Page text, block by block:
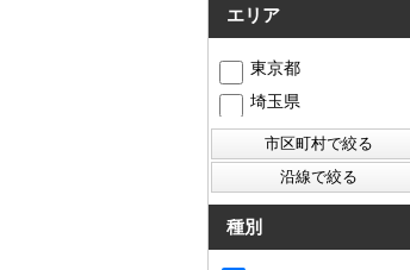
エリア
東京都
埼玉県
種別